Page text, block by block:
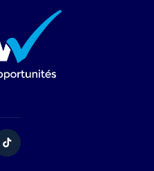
TikTok